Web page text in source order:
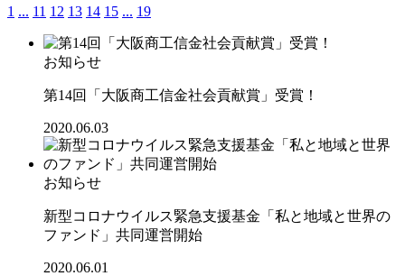
1 ... 11 12 13 14 15 ... 19
お知らせ
第14回「大阪商工信金社会貢献賞」受賞！
2020.06.03
お知らせ
新型コロナウイルス緊急支援基金「私と地域と世界の
ファンド」共同運営開始
2020.06.01